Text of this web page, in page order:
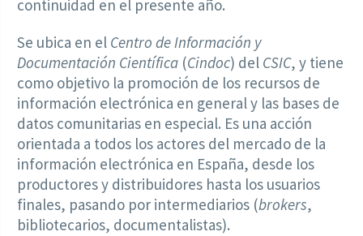
continuidad en el presente año.
Se ubica en el Centro de Información y
Documentación Científica (Cindoc) del CSIC, y tiene
como objetivo la promoción de los recursos de
información electrónica en general y las bases de
datos comunitarias en especial. Es una acción
orientada a todos los actores del mercado de la
información electrónica en España, desde los
productores y distribuidores hasta los usuarios
finales, pasando por intermediarios (brokers,
bibliotecarios, documentalistas).